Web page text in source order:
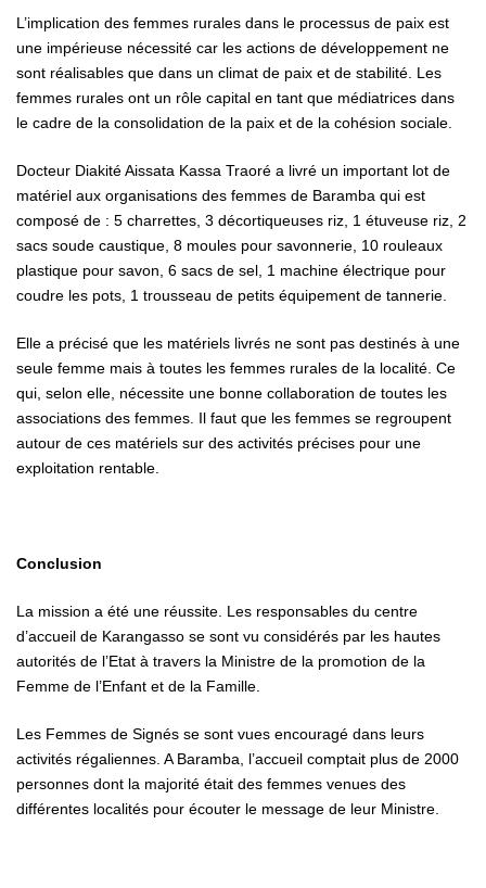
L’implication des femmes rurales dans le processus de paix est
une impérieuse nécessité car les actions de développement ne
sont réalisables que dans un climat de paix et de stabilité. Les
femmes rurales ont un rôle capital en tant que médiatrices dans
le cadre de la consolidation de la paix et de la cohésion sociale.
Docteur Diakité Aissata Kassa Traoré a livré un important lot de
matériel aux organisations des femmes de Baramba qui est
composé de : 5 charrettes, 3 décortiqueuses riz, 1 étuveuse riz, 2
sacs soude caustique, 8 moules pour savonnerie, 10 rouleaux
plastique pour savon, 6 sacs de sel, 1 machine électrique pour
coudre les pots, 1 trousseau de petits équipement de tannerie.
Elle a précisé que les matériels livrés ne sont pas destinés à une
seule femme mais à toutes les femmes rurales de la localité. Ce
qui, selon elle, nécessite une bonne collaboration de toutes les
associations des femmes. Il faut que les femmes se regroupent
autour de ces matériels sur des activités précises pour une
exploitation rentable.
Conclusion
La mission a été une réussite. Les responsables du centre
d’accueil de Karangasso se sont vu considérés par les hautes
autorités de l’Etat à travers la Ministre de la promotion de la
Femme de l’Enfant et de la Famille.
Les Femmes de Signés se sont vues encouragé dans leurs
activités régaliennes. A Baramba, l’accueil comptait plus de 2000
personnes dont la majorité était des femmes venues des
différentes localités pour écouter le message de leur Ministre.